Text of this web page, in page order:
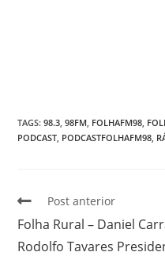
TAGS:98.3 98FM FOLHAFM98
PODCAST PODCASTFOLHAFM98
Post anterior
Folha Rural – Daniel
Rodolfo Tavares